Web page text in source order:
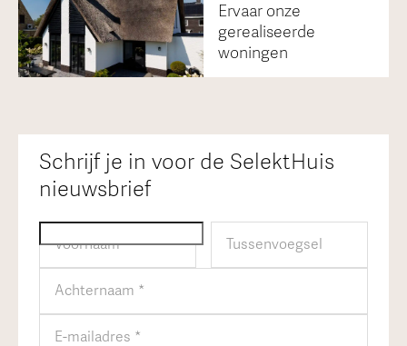
Ervaar onze
gerealiseerde
woningen
Schrijf je in voor de SelektHuis
nieuwsbrief